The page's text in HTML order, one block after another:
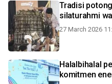
Tradisi
silaturahmi
27 March 2026
Halalbihalal
komitmen